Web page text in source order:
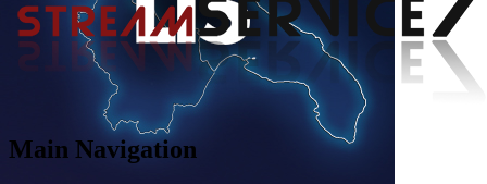
Main Navigation